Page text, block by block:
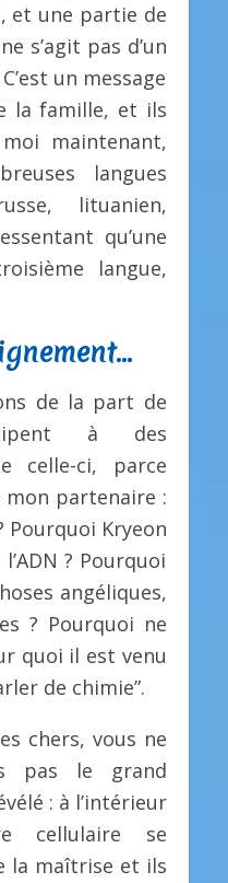
et une partie de
s’agit pas d’un
un message
la famille, et ils
maintenant,
langues
lituanien,
qu’une
langue,
de la part de
à des
celle-ci, parce
mon partenaire :
Pourquoi Kryeon
? Pourquoi
angéliques,
? Pourquoi ne
quoi il est venu
de chimie”.
chers, vous ne
pas le grand
: à l’intérieur
cellulaire se
la maîtrise et ils